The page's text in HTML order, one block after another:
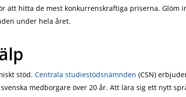
att hitta de mest konkurrenskraftiga priserna. Glöm
under hela året.
stöd. Centrala studiestödsnämnden (CSN)
medborgare över 20 år. Att lära sig ett nytt